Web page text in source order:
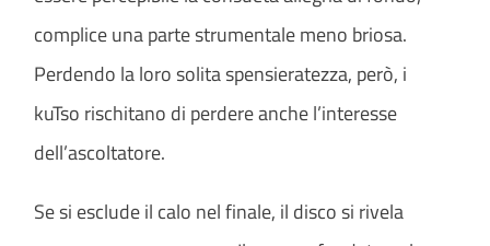
complice una parte strumentale meno briosa.
Perdendo la loro solita spensieratezza, però, i
kuTso rischitano di perdere anche l’interesse
dell’ascoltatore.
Se si esclude il calo nel finale, il disco si rivela